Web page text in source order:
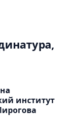
институт